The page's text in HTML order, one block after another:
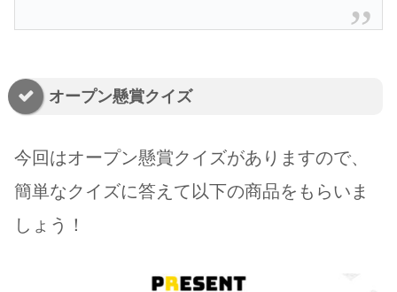
オープン懸賞クイズ
今回はオープン懸賞クイズがありますので、
簡単なクイズに答えて以下の商品をもらいま
しょう！